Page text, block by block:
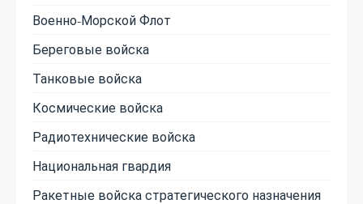
Военно-Морской Флот
Береговые войска
Танковые войска
Космические войска
Радиотехнические войска
Национальная гвардия
Ракетные войска стратегического назначения